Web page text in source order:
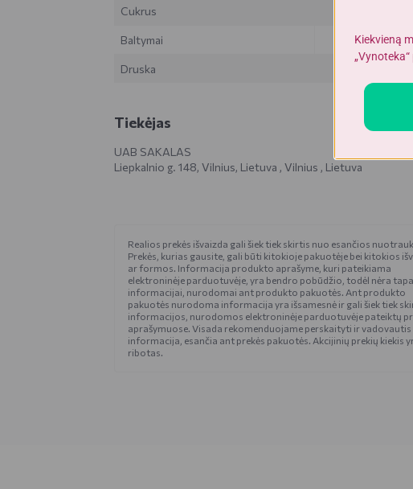
Cukrus
Baltymai
Druska
Tiekėjas
UAB SAKALAS
Liepkalnio g. 148, Vilnius, Lietuva , Vilnius , Lietuva
Realios prekės išvaizda gali šiek tiek skirtis nuo esančios
Prekės, kurias gausite, gali būti kitokioje pakuotėje bei kitokios
ar formos. Informacija produkto aprašyme, kuri pateikiama
elektroninėje parduotuvėje, yra bendro pobūdžio, todėl nėra
informacijai, nurodomai ant produkto pakuotės. Ant produkto
pakuotės nurodoma informacija yra išsamesnė ir gali šiek tiek
informacijos, nurodomos elektroninėje parduotuvėje pateiktų
aprašymuose. Visada rekomenduojame perskaityti ir vadovautis
informacija, esančia ant prekės pakuotės. Akcijinių prekių kiekis
ribotas.
Kiekvieną